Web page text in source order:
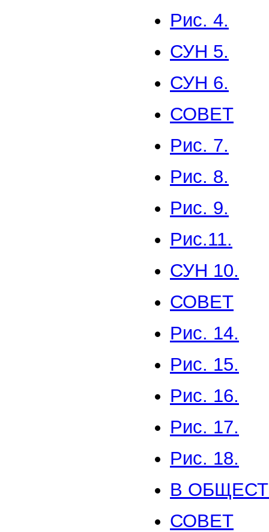
Рис. 4.
СУН 5.
СУН 6.
СОВЕТ
Рис. 7.
Рис. 8.
Рис. 9.
Рис.11.
СУН 10.
СОВЕТ
Рис. 14.
Рис. 15.
Рис. 16.
Рис. 17.
Рис. 18.
В
СОВЕТ